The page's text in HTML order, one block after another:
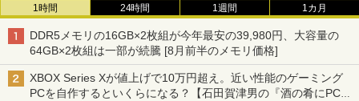
1時間 24時間 1週間 1カ月
DDR5メモリの16GB×2枚組が今年最安の39,980円、大容量の
64GB×2枚組は一部が続騰 [8月前半のメモリ価格]
XBOX Series Xが値上げで10万円超え。近い性能のゲーミング
PCを自作するといくらになる？【石田賀津男の『酒の肴にPCゲ